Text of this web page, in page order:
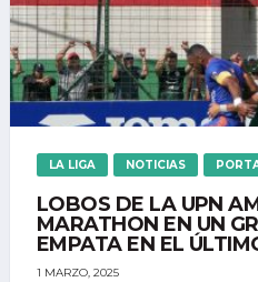
LA LIGA NOTICIAS
LOBOS DE LA UPN
MARATHON EN UN
EMPATA EN EL
1 MARZO, 2025